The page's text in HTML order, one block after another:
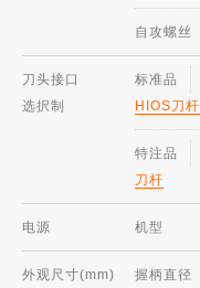
自攻螺丝
刀头接口
选択制
标准品
HIOS刀杆
特注品
刀杆
电源 机型
外观尺寸(mm) 握柄直径